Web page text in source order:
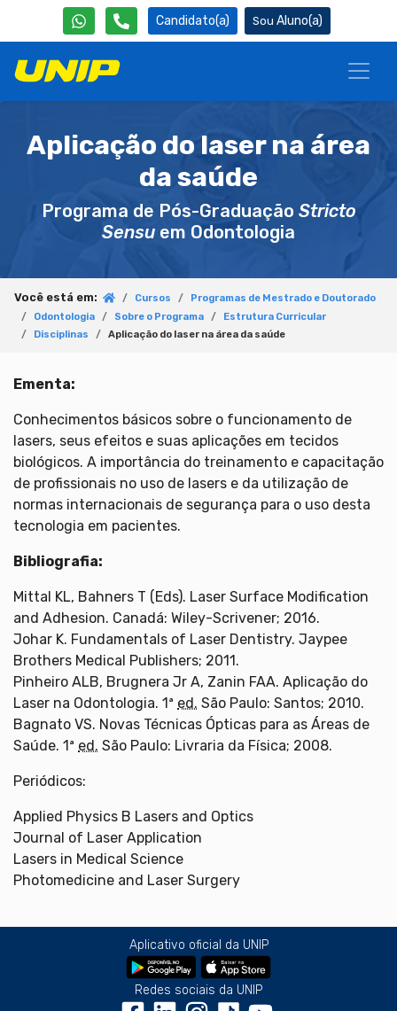
Candidato(a) Aluno(a)
Aplicação do laser na área
da saúde
Programa de Pós-Graduação Stricto
Sensu em Odontologia
Você está em: Cursos
Programas de Mestrado e Doutorado
Odontologia
Sobre o Programa
Estrutura Curricular
Disciplinas
Aplicação do laser na área da saúde
Ementa:
Conhecimentos básicos sobre o funcionamento de
lasers, seus efeitos e suas aplicações em tecidos
biológicos. A importância do treinamento e capacitação
de profissionais no uso de lasers e da utilização de
normas internacionais de segurança para o uso desta
tecnologia em pacientes.
Bibliografia:
Mittal KL, Bahners T (Eds). Laser Surface Modification
and Adhesion. Canadá: Wiley-Scrivener; 2016.
Johar K. Fundamentals of Laser Dentistry. Jaypee
Brothers Medical Publishers; 2011.
Pinheiro ALB, Brugnera Jr A, Zanin FAA. Aplicação do
Laser na Odontologia. 1ª ed. São Paulo: Santos; 2010.
Bagnato VS. Novas Técnicas Ópticas para as Áreas de
Saúde. 1ª ed. São Paulo: Livraria da Física; 2008.
Periódicos:
Applied Physics B Lasers and Optics
Journal of Laser Application
Lasers in Medical Science
Photomedicine and Laser Surgery
Aplicativo oficial da UNIP
Redes sociais da UNIP